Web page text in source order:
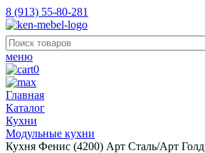
8 (913) 55-80-281
меню
0
Главная
Каталог
Кухни
Модульные кухни
Кухня Фенис (4200) Арт Сталь/Арт Голд